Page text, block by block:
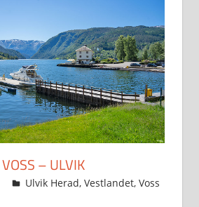
– ULVIK
Svein
Ulvik Herad, Vestlandet, Voss